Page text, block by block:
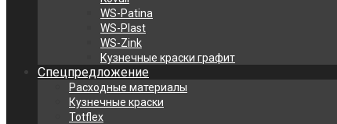
WS-Patina
WS-Plast
WS-Zink
Кузнечные краски графит
Спецпредложение
Расходные материалы
Кузнечные краски
Totflex